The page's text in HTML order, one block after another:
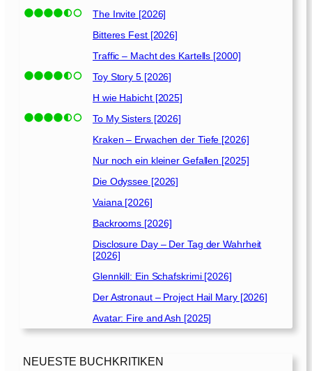
The Invite [2026]
Bitteres Fest [2026]
Traffic – Macht des Kartells [2000]
Toy Story 5 [2026]
H wie Habicht [2025]
To My Sisters [2026]
Kraken – Erwachen der Tiefe [2026]
Nur noch ein kleiner Gefallen [2025]
Die Odyssee [2026]
Vaiana [2026]
Backrooms [2026]
Disclosure Day – Der Tag der Wahrheit
[2026]
Glennkill: Ein Schafskrimi [2026]
Der Astronaut – Project Hail Mary [2026]
Avatar: Fire and Ash [2025]
NEUESTE BUCHKRITIKEN